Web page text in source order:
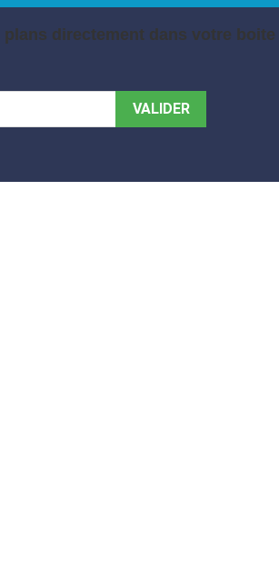
directement dans votre boite